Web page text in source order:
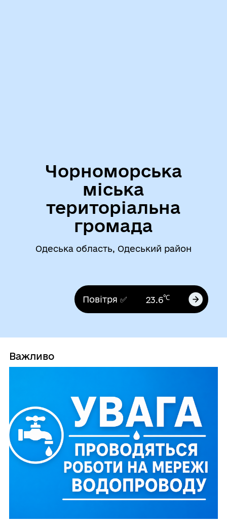
Чорноморська
міська
територіальна
громада
Одеська область, Одеський район
Повітря ✅ 23.6℃
Важливо